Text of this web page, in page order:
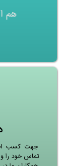
هم
جهت کسب
تماس خود را